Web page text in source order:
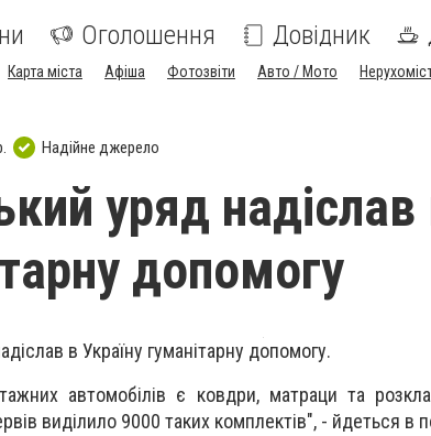
Оголошення Довідник
Карта міста Афіша Фотозвіти Авто / Мото
Надійне джерело
уряд надіслав
допомогу
в Україну гуманітарну допомогу.
автомобілів є ковдри, матраци та
виділило 9000 таких комплектів", - йдеться в